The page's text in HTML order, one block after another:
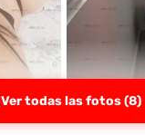
Ver todas las fotos (8)